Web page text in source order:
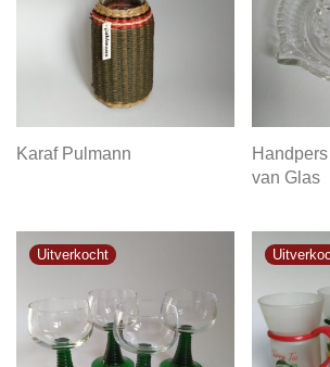
Karaf Pulmann
van Glas